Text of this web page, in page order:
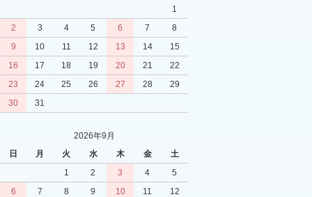
1
2
3 4 5 6 7
8
9
10 11 12 13 14
15
16
17 18 19 20 21
22
23
24 25 26 27 28
29
30
31
2026年9月
日
月 火 水 木 金
土
1
2 3 4
5
6
7 8 9 10 11
12